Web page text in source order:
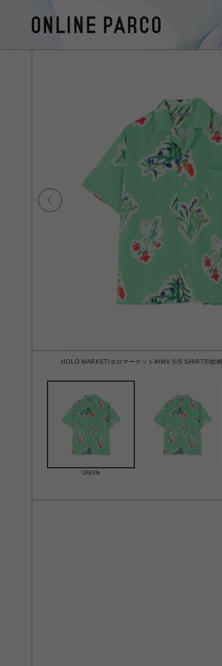
HOLO MARKET/ホロマーケット/HMV S/S SHIRTS/総
GREEN